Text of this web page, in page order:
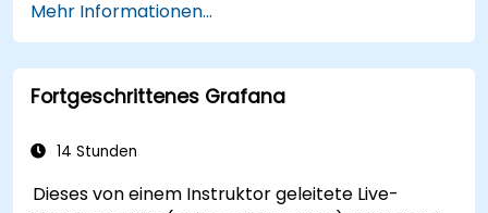
Grundlegende Datenquellen sowie
Dashboards in Grafana zu konfigurieren.
Systemmetriken zu überwachen und die
gesammelten Daten mithilfe von
Mehr Informationen...
Fortgeschrittenes Grafana
14 Stunden
Dieses von einem Instruktor geleitete Live-